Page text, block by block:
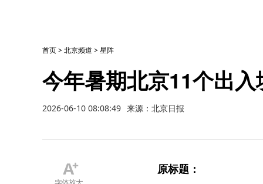
首页>北京频道 >星阵
今年暑期北京11个出
2026-06-10 08:08:49 来源：北京日报
原标题：